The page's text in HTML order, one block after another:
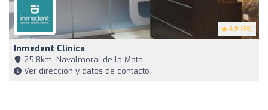
4.9 (38)
Inmedent Clínica
25,8km, Navalmoral de la Mata
Ver dirección y datos de contacto